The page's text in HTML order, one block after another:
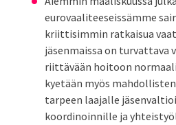
eurovaaliteeseissämme
kriittisimmin ratkaisua
jäsenmaissa on turvattava
riittävään hoitoon
kyetään myös
tarpeen laajalle
koordinoinnille ja